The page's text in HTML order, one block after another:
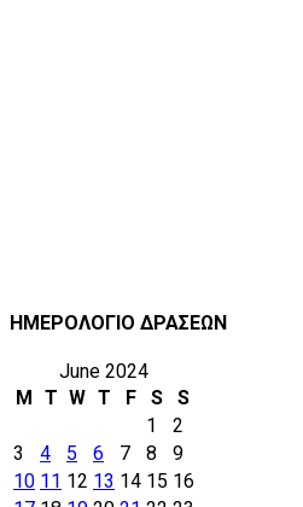
ΗΜΕΡΟΛΟΓΙΟ ΔΡΑΣΕΩΝ
June 2024
M
T W T F S
S
1
2
3
4 5 6 7 8
9
10 11 12 13 14 15 16